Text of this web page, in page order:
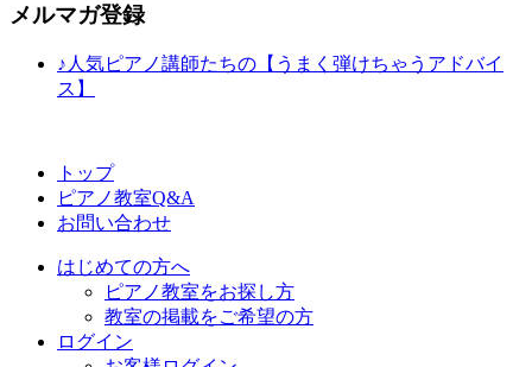
メルマガ登録
♪人気ピアノ講師たちの【うまく弾けちゃうアドバイ
ス】
トップ
ピアノ教室Q&A
お問い合わせ
はじめての方へ
ピアノ教室をお探し方
教室の掲載をご希望の方
ログイン